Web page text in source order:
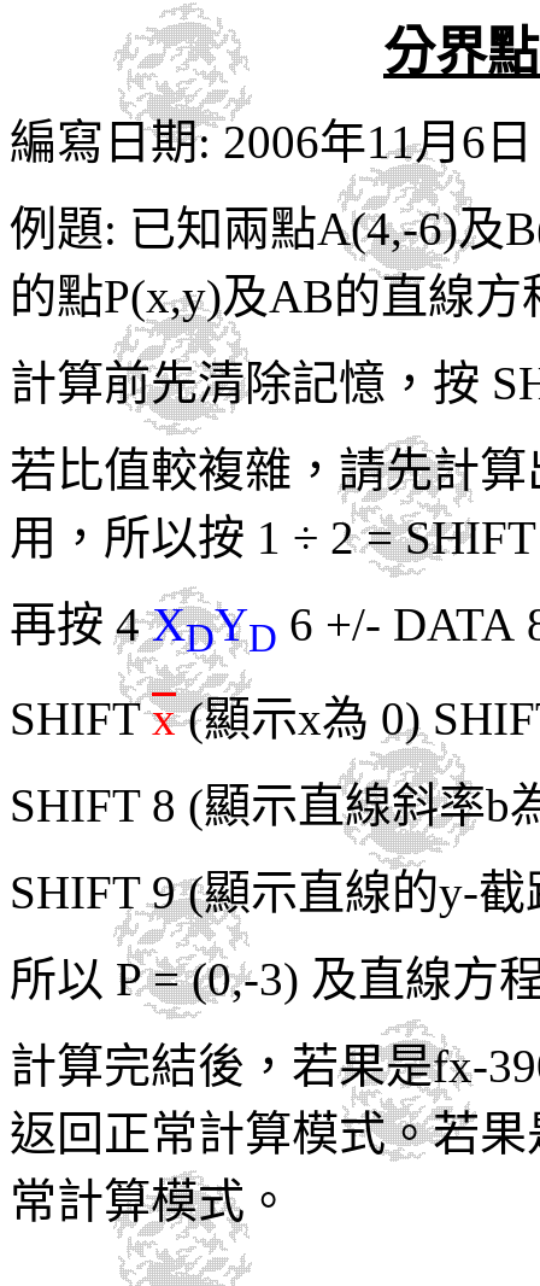
分界
編寫日期: 2006年11月6日
例題: 已知兩點A(4,-6)及
的點P(x,y)及AB的直線方
計算前先清除記憶，按
若比值較複雜，請先計
用，所以按 1 ÷ 2 =
再按 4 XDYD 6 +/- DATA
SHIFTx(顯示x為 0)
SHIFT 8 (顯示直線斜率b
SHIFT 9 (顯示直線的y-截
所以 P = (0,-3) 及直線方
計算完結後，若果是fx-
返回正常計算模式。若
常計算模式。